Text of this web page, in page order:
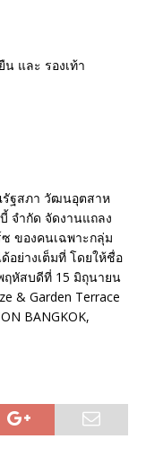
รัฐสภา วัฒนอุตสาห
จำกัด จัดงานแถลง
ซ ของคนเฉพาะกลุ่ม
อย่างเต็มที่ โดยให้ชื่อ
ฤหัสบดีที่ 15 มิถุนายน
& Garden Terrace
BANGKOK,